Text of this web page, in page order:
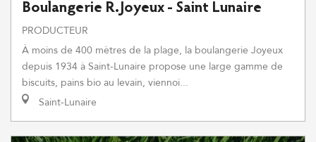
Boulangerie R.Joyeux - Saint Lunaire
PRODUCTEUR
À moins de 400 mètres de la plage, la boulangerie Joyeux
depuis 1934 à Saint-Lunaire propose une large gamme de
biscuits, pains bio au levain, viennoi...
Saint-Lunaire